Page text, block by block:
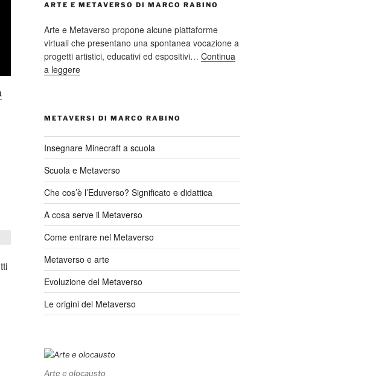
ARTE E METAVERSO DI MARCO RABINO
Arte e Metaverso propone alcune piattaforme
virtuali che presentano una spontanea vocazione a
progetti artistici, educativi ed espositivi… Continua
a leggere
METAVERSI DI MARCO RABINO
Insegnare Minecraft a scuola
Scuola e Metaverso
Che cos’è l’Eduverso? Significato e didattica
A cosa serve il Metaverso
Come entrare nel Metaverso
Metaverso e arte
Evoluzione del Metaverso
Le origini del Metaverso
Arte e olocausto